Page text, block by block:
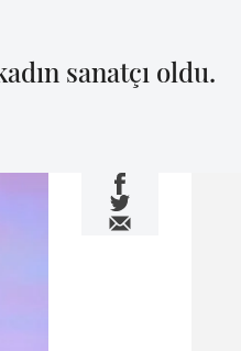
sanatçı oldu.